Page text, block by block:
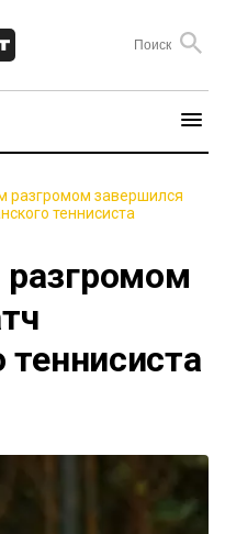
разгромом завершился
теннисиста
теннисиста